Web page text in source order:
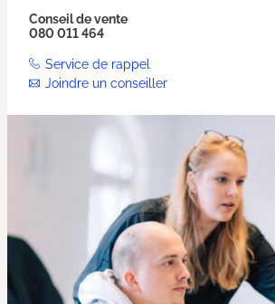
Conseil de vente
080 011 464
Service de rappel
Joindre un conseiller